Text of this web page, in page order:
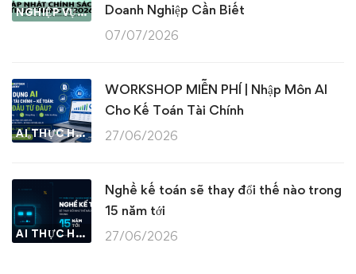
NGHIỆP VỤ KẾ TOÁN & THUẾ
Doanh Nghiệp Cần Biết
07/07/2026
AI THỰC HÀNH
WORKSHOP MIỄN PHÍ | Nhập Môn AI
Cho Kế Toán Tài Chính
27/06/2026
AI THỰC HÀNH
Nghề kế toán sẽ thay đổi thế nào trong
15 năm tới
27/06/2026